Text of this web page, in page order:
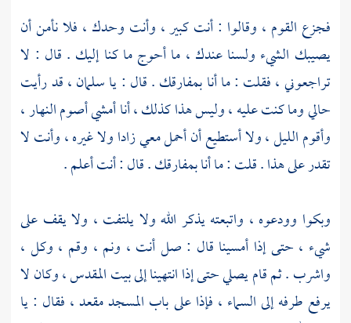
فجزع القوم ، وقالوا : أنت كبير ، وأنت وحدك ، فلا نأمن أن
يصيبك الشيء ولسنا عندك ، ما أحوج ما كنا إليك . قال : لا
تراجعوني ، فقلت : ما أنا بمفارقك . قال : ياسلمان، قد رأيت
حالي وما كنت عليه ، وليس هذا كذلك ، أنا أمشي أصوم النهار ،
وأقوم الليل ، ولا أستطيع أن أحمل معي زادا ولا غيره ، وأنت لا
تقدر على هذا . قلت : ما أنا بمفارقك . قال : أنت أعلم .
وبكوا وودعوه ، واتبعته يذكر الله ولا يلتفت ، ولا يقف على
شيء ، حتى إذا أمسينا قال : صل أنت ، ونم ، وقم ، وكل ،
واشرب . ثم قام يصلي حتى إذا انتهينا إلىبيت المقدس، وكان لا
يرفع طرفه إلى السماء ، فإذا على باب المسجد مقعد ، فقال : يا